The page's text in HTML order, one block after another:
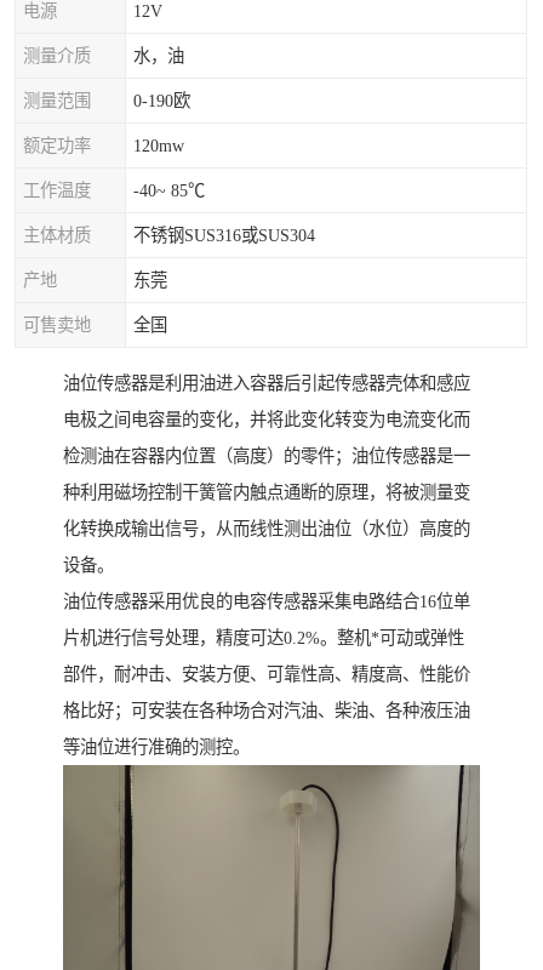
电源 12V
测量介质 水，油
测量范围 0-190欧
额定功率 120mw
工作温度 -40~ 85℃
主体材质 不锈钢SUS316或SUS304
产地 东莞
可售卖地 全国
油位传感器是利用油进入容器后引起传感器壳体和感应
电极之间电容量的变化，并将此变化转变为电流变化而
检测油在容器内位置（高度）的零件；油位传感器是一
种利用磁场控制干簧管内触点通断的原理，将被测量变
化转换成输出信号，从而线性测出油位（水位）高度的
设备。
油位传感器采用优良的电容传感器采集电路结合16位单
片机进行信号处理，精度可达0.2%。整机*可动或弹性
部件，耐冲击、安装方便、可靠性高、精度高、性能价
格比好；可安装在各种场合对汽油、柴油、各种液压油
等油位进行准确的测控。